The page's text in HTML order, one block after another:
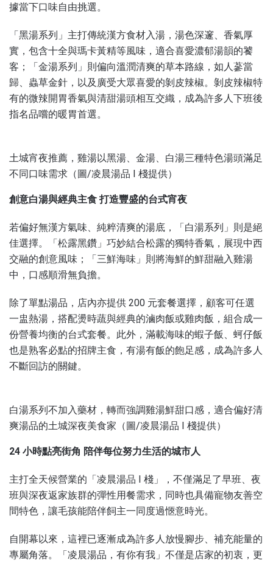
據當下口味自由挑選。
「黑湯系列」主打傳統漢方食材入湯，湯色深邃、香氣厚
實，包含十全與瑪卡黃精等風味，適合喜愛濃郁湯韻的饕
客；「金湯系列」則偏向溫潤清爽的草本路線，如人蔘當
歸、蟲草金針，以及廣受大眾喜愛的剝皮辣椒。剝皮辣椒特
有的微辣開胃香氣與清甜湯頭相互交織，成為許多人下班後
指名品嚐的暖胃首選。
土城宵夜推薦，雞湯以黑湯、金湯、白湯三種特色湯頭滿足
不同口味需求（圖/凌晨湯品 I 棧提供）
創意白湯與經典主食 打造豐盛的台式宵夜
若偏好無漢方氣味、純粹清爽的湯底，「白湯系列」則是絕
佳選擇。「松露黑鑽」巧妙結合松露的獨特香氣，展現中西
交融的創意風味；「三鮮海味」則將海鮮的鮮甜融入雞湯
中，口感順滑無負擔。
除了單點湯品，店內亦提供 200 元套餐選擇，顧客可任選
一盅熱湯，搭配燙時蔬與經典的滷肉飯或雞肉飯，組合成一
份營養均衡的台式套餐。此外，滿載海味的蝦子飯、蚵仔飯
也是熟客必點的招牌主食，有湯有飯的飽足感，成為許多人
不斷回訪的關鍵。
白湯系列不加入藥材，轉而強調雞湯鮮甜口感，適合偏好清
爽湯品的土城深夜美食家（圖/凌晨湯品 I 棧提供）
24 小時點亮街角 陪伴每位努力生活的城市人
主打全天候營業的「凌晨湯品 I 棧」，不僅滿足了早班、夜
班與深夜返家族群的彈性用餐需求，同時也具備寵物友善空
間特色，讓毛孩能陪伴飼主一同度過愜意時光。
自開幕以來，這裡已逐漸成為許多人放慢腳步、補充能量的
專屬角落。「凌晨湯品，有你有我」不僅是店家的初衷，更